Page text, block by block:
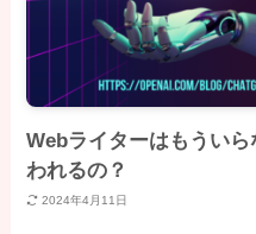
Webライターはもうい
われるの？
2024年4月11日